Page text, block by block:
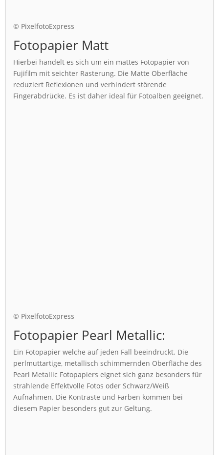
© PixelfotoExpress
Fotopapier Matt
Hierbei handelt es sich um ein mattes Fotopapier von
Fujifilm mit seichter Rasterung. Die Matte Oberfläche
reduziert Reflexionen und verhindert störende
Fingerabdrücke. Es ist daher ideal für Fotoalben geeignet.
© PixelfotoExpress
Fotopapier Pearl Metallic:
Ein Fotopapier welche auf jeden Fall beeindruckt. Die
perlmuttartige, metallisch schimmernden Oberfläche des
Pearl Metallic Fotopapiers eignet sich ganz besonders für
strahlende Effektvolle Fotos oder Schwarz/Weiß
Aufnahmen. Die Kontraste und Farben kommen bei
diesem Papier besonders gut zur Geltung.